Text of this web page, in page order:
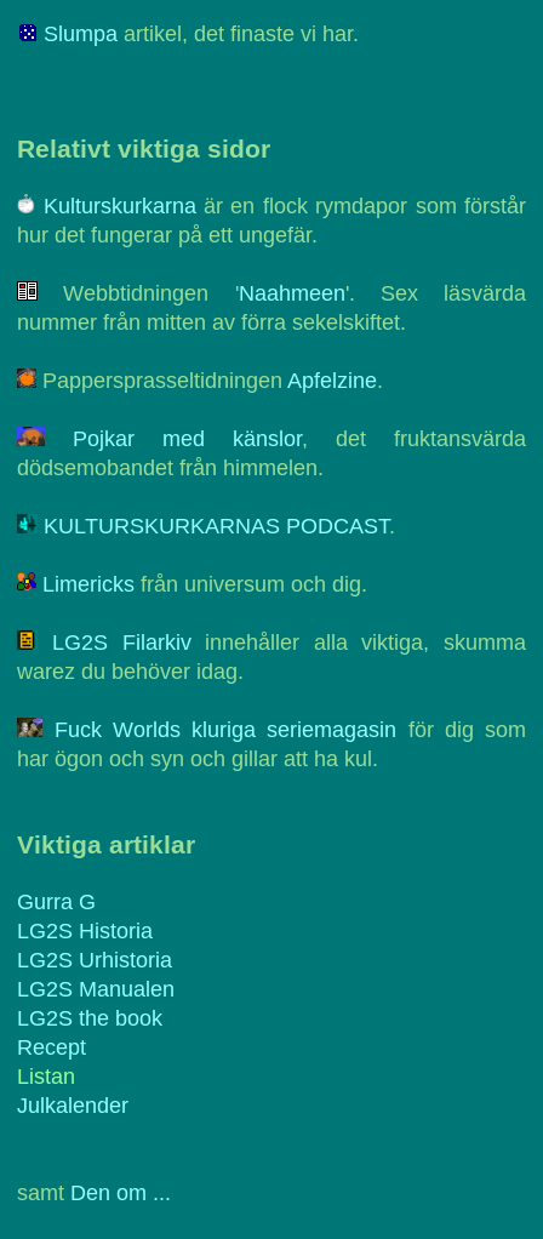
Slumpa artikel, det finaste vi har.
Relativt viktiga sidor
Kulturskurkarnaär en flock rymdapor som förstår
hur det fungerar på ett ungefär.
Webbtidningen 'Naahmeen'. Sex läsvärda
nummer från mitten av förra sekelskiftet.
Pappersprasseltidningen Apfelzine.
Pojkar med känslor, det fruktansvärda
dödsemobandet från himmelen.
KULTURSKURKARNAS PODCAST.
Limericks från universum och dig.
LG2S Filarkivinnehåller alla viktiga, skumma
warez du behöver idag.
Fuck Worlds kluriga seriemagasin för dig som
har ögon och syn och gillar att ha kul.
Viktiga artiklar
Gurra G
LG2S Historia
LG2S Urhistoria
LG2S Manualen
LG2S the book
Recept
Listan
Julkalender
samt Den om ...